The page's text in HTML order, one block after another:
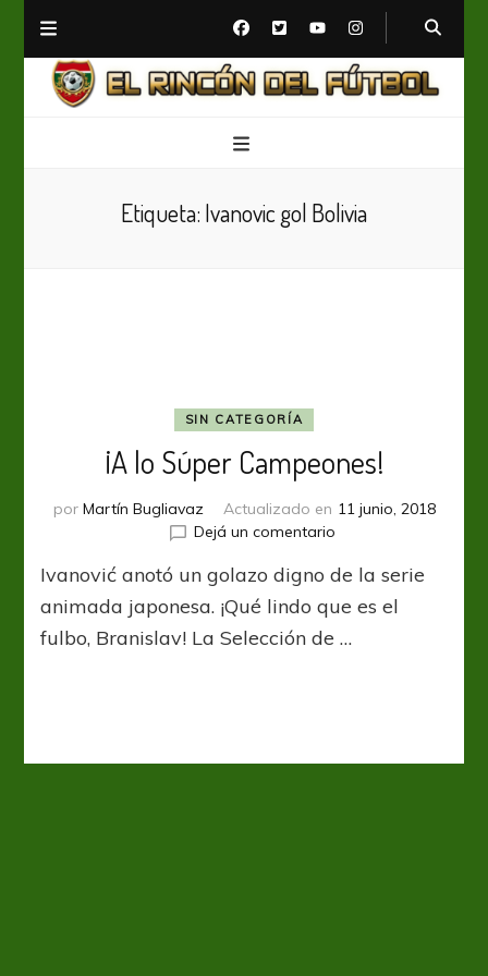
Etiqueta: Ivanovic gol Bolivia
SIN CATEGORÍA
¡A lo Súper Campeones!
por Martín Bugliavaz Actualizado en 11 junio, 2018
Dejá un comentarioen
lo
Súper
Ivanović anotó un golazo digno de la serie
animada japonesa. ¡Qué lindo que es el
fulbo, Branislav! La Selección de …